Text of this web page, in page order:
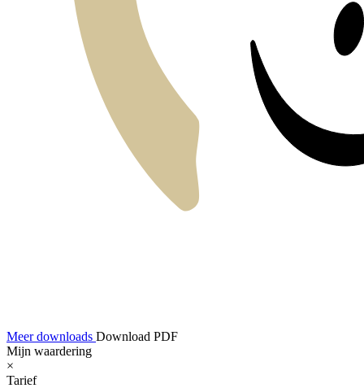
Meer downloads Download PDF
Mijn waardering
×
Tarief